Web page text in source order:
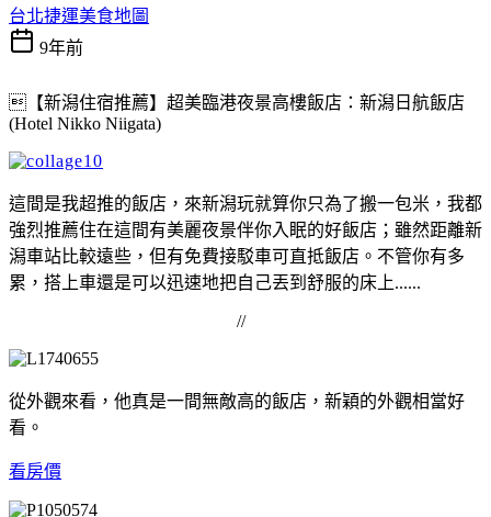
台北捷運美食地圖
9年前
【新潟住宿推薦】超美臨港夜景高樓飯店：新潟日航飯店
(Hotel Nikko Niigata)
這間是我超推的飯店，來新潟玩就算你只為了搬一包米，我都
強烈推薦住在這間有美麗夜景伴你入眠的好飯店；雖然距離新
潟車站比較遠些，但有免費接駁車可直抵飯店。不管你有多
累，搭上車還是可以迅速地把自己丟到舒服的床上......
//
從外觀來看，他真是一間無敵高的飯店，新穎的外觀相當好
看。
看房價